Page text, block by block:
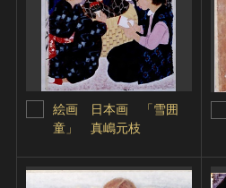
絵画 日本画 「雪囲
童」 真嶋元枝